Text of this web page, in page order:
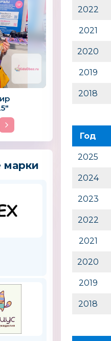
марки
2022
2021
2020
2019
2018
Год
2025
2024
2023
2022
2021
2020
2019
2018